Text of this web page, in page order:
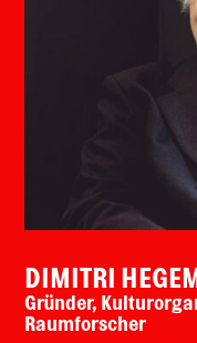
DIMITRI
Gründer,
Raumforscher